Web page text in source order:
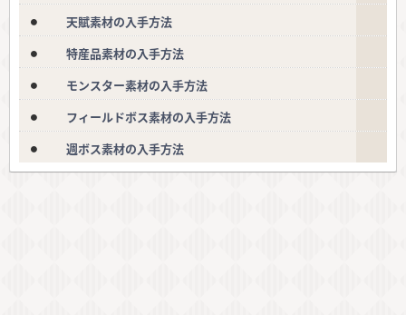
天賦素材の入手方法
特産品素材の入手方法
モンスター素材の入手方法
フィールドボス素材の入手方法
週ボス素材の入手方法